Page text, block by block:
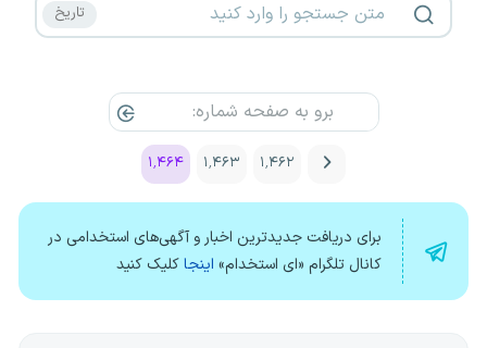
۱٬۴۶۲ ۱٬۴۶۳ ۱٬۴۶۴
برای دریافت جدیدترین اخبار و آگهی‌های استخدامی در
کانال تلگرام «ای استخدام» اینجاکلیک کنید